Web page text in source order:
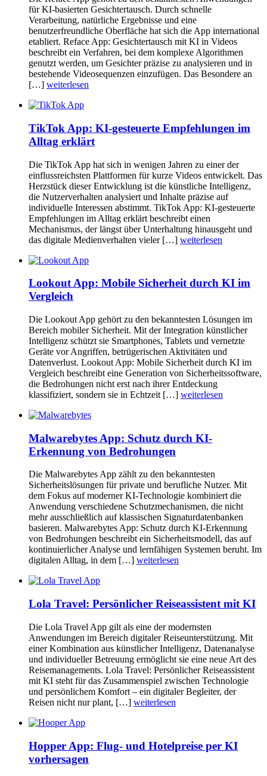
für KI-basierten Gesichtertausch. Durch schnelle
Verarbeitung, natürliche Ergebnisse und eine
benutzerfreundliche Oberfläche hat sich die App international
etabliert. Reface App: Gesichtertausch mit KI in Videos
beschreibt ein Verfahren, bei dem komplexe Algorithmen
genutzt werden, um Gesichter präzise zu analysieren und in
bestehende Videosequenzen einzufügen. Das Besondere an
[…] weiterlesen
TikTok App: KI-gesteuerte Empfehlungen im
Alltag erklärt
Die TikTok App hat sich in wenigen Jahren zu einer der
einflussreichsten Plattformen für kurze Videos entwickelt. Das
Herzstück dieser Entwicklung ist die künstliche Intelligenz,
die Nutzerverhalten analysiert und Inhalte präzise auf
individuelle Interessen abstimmt. TikTok App: KI-gesteuerte
Empfehlungen im Alltag erklärt beschreibt einen
Mechanismus, der längst über Unterhaltung hinausgeht und
das digitale Medienverhalten vieler […] weiterlesen
Lookout App: Mobile Sicherheit durch KI im
Vergleich
Die Lookout App gehört zu den bekanntesten Lösungen im
Bereich mobiler Sicherheit. Mit der Integration künstlicher
Intelligenz schützt sie Smartphones, Tablets und vernetzte
Geräte vor Angriffen, betrügerischen Aktivitäten und
Datenverlust. Lookout App: Mobile Sicherheit durch KI im
Vergleich beschreibt eine Generation von Sicherheitssoftware,
die Bedrohungen nicht erst nach ihrer Entdeckung
klassifiziert, sondern sie in Echtzeit […] weiterlesen
Malwarebytes App: Schutz durch KI-
Erkennung von Bedrohungen
Die Malwarebytes App zählt zu den bekanntesten
Sicherheitslösungen für private und berufliche Nutzer. Mit
dem Fokus auf moderner KI-Technologie kombiniert die
Anwendung verschiedene Schutzmechanismen, die nicht
mehr ausschließlich auf klassischen Signaturdatenbanken
basieren. Malwarebytes App: Schutz durch KI-Erkennung
von Bedrohungen beschreibt ein Sicherheitsmodell, das auf
kontinuierlicher Analyse und lernfähigen Systemen beruht. Im
digitalen Alltag, in dem […] weiterlesen
Lola Travel: Persönlicher Reiseassistent mit KI
Die Lola Travel App gilt als eine der modernsten
Anwendungen im Bereich digitaler Reiseunterstützung. Mit
einer Kombination aus künstlicher Intelligenz, Datenanalyse
und individueller Betreuung ermöglicht sie eine neue Art des
Reisemanagements. Lola Travel: Persönlicher Reiseassistent
mit KI steht für das Zusammenspiel zwischen Technologie
und persönlichem Komfort – ein digitaler Begleiter, der
Reisen nicht nur plant, […] weiterlesen
Hopper App: Flug- und Hotelpreise per KI
vorhersagen